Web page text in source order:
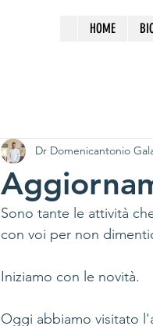
HOME
Dr Domenicantonio
Sono tante le attività
con voi per non
Iniziamo con le novità.
Oggi abbiamo visitato